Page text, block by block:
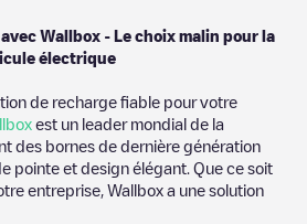
Wallbox - Le choix malin pour la
électrique
de recharge fiable pour votre
est un leader mondial de la
des bornes de dernière génération
pointe et design élégant. Que ce soit
entreprise, Wallbox a une solution